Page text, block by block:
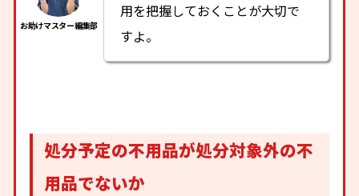
用を把握しておくことが大切で
すよ。
処分予定の不用品が処分対象外の不
用品でないか